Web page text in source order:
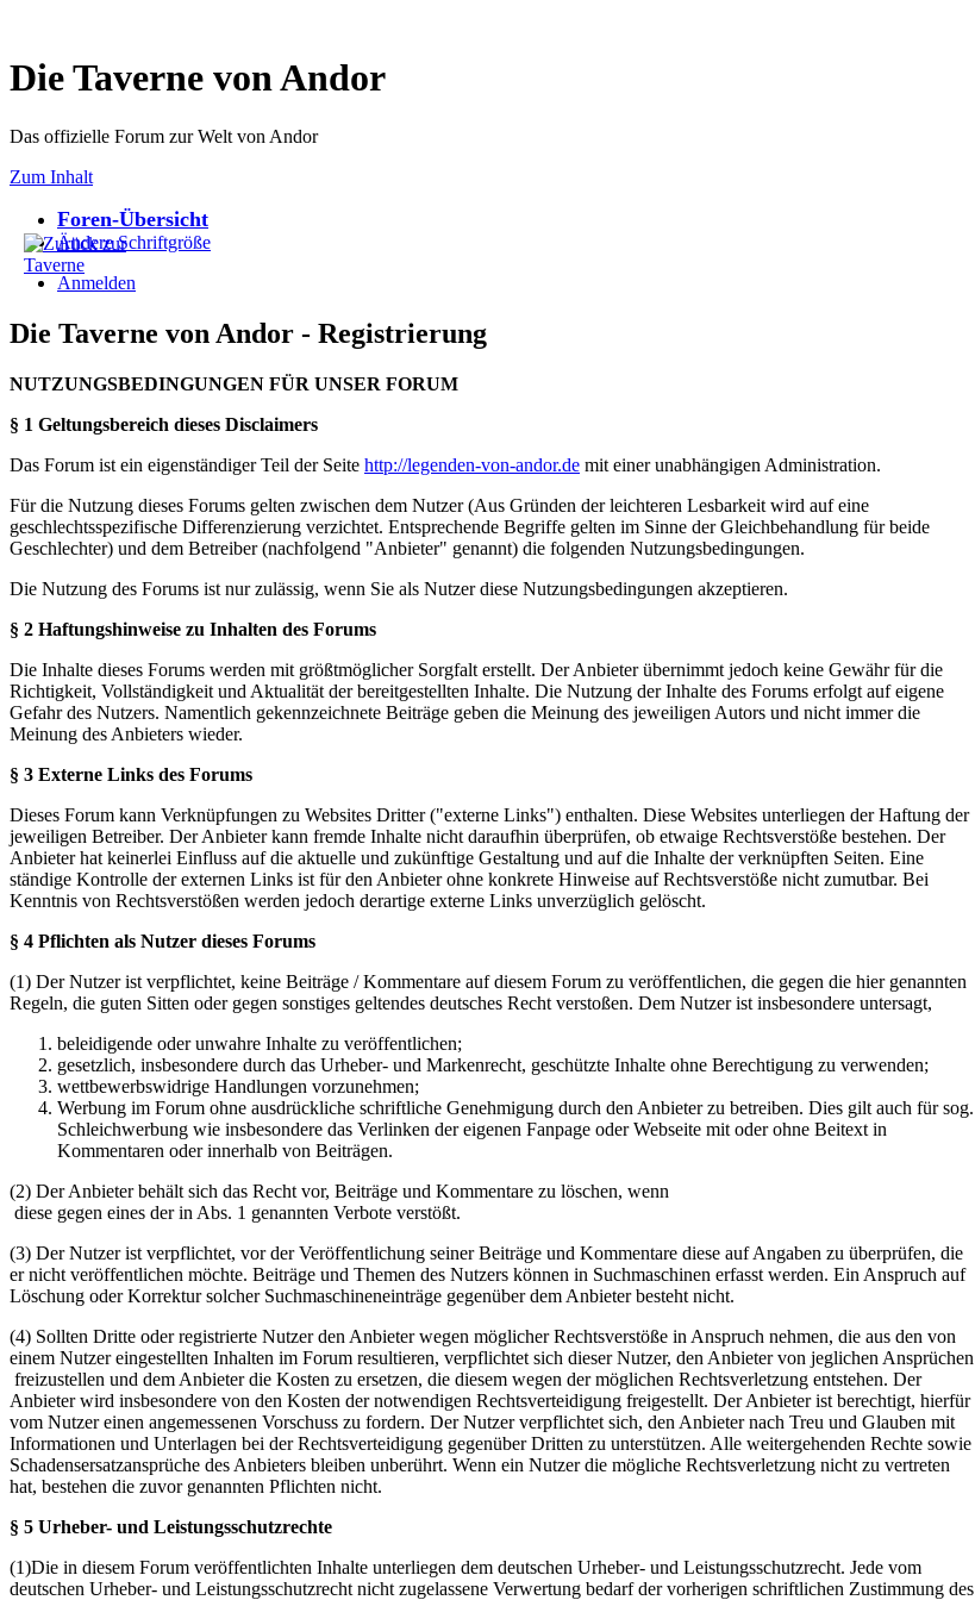
Die Taverne von Andor
Das offizielle Forum zur Welt von Andor
Zum Inhalt
Foren-Übersicht
Ändere Schriftgröße
Anmelden
Die Taverne von Andor - Registrierung
NUTZUNGSBEDINGUNGEN FÜR UNSER FORUM
§ 1 Geltungsbereich dieses Disclaimers
Das Forum ist ein eigenständiger Teil der Seite http://legenden-von-andor.de mit einer unabhängigen Administration.
Für die Nutzung dieses Forums gelten zwischen dem Nutzer (Aus Gründen der leichteren Lesbarkeit wird auf eine
geschlechtsspezifische Differenzierung verzichtet. Entsprechende Begriffe gelten im Sinne der Gleichbehandlung für beide
Geschlechter) und dem Betreiber (nachfolgend "Anbieter" genannt) die folgenden Nutzungsbedingungen.
Die Nutzung des Forums ist nur zulässig, wenn Sie als Nutzer diese Nutzungsbedingungen akzeptieren.
§ 2 Haftungshinweise zu Inhalten des Forums
Die Inhalte dieses Forums werden mit größtmöglicher Sorgfalt erstellt. Der Anbieter übernimmt jedoch keine Gewähr für die
Richtigkeit, Vollständigkeit und Aktualität der bereitgestellten Inhalte. Die Nutzung der Inhalte des Forums erfolgt auf eigene
Gefahr des Nutzers. Namentlich gekennzeichnete Beiträge geben die Meinung des jeweiligen Autors und nicht immer die
Meinung des Anbieters wieder.
§ 3 Externe Links des Forums
Dieses Forum kann Verknüpfungen zu Websites Dritter ("externe Links") enthalten. Diese Websites unterliegen der Haftung der
jeweiligen Betreiber. Der Anbieter kann fremde Inhalte nicht daraufhin überprüfen, ob etwaige Rechtsverstöße bestehen. Der
Anbieter hat keinerlei Einfluss auf die aktuelle und zukünftige Gestaltung und auf die Inhalte der verknüpften Seiten. Eine
ständige Kontrolle der externen Links ist für den Anbieter ohne konkrete Hinweise auf Rechtsverstöße nicht zumutbar. Bei
Kenntnis von Rechtsverstößen werden jedoch derartige externe Links unverzüglich gelöscht.
§ 4 Pflichten als Nutzer dieses Forums
(1) Der Nutzer ist verpflichtet, keine Beiträge / Kommentare auf diesem Forum zu veröffentlichen, die gegen die hier genannten
Regeln, die guten Sitten oder gegen sonstiges geltendes deutsches Recht verstoßen. Dem Nutzer ist insbesondere untersagt,
beleidigende oder unwahre Inhalte zu veröffentlichen;
gesetzlich, insbesondere durch das Urheber- und Markenrecht, geschützte Inhalte ohne Berechtigung zu verwenden;
wettbewerbswidrige Handlungen vorzunehmen;
Werbung im Forum ohne ausdrückliche schriftliche Genehmigung durch den Anbieter zu betreiben. Dies gilt auch für sog.
Schleichwerbung wie insbesondere das Verlinken der eigenen Fanpage oder Webseite mit oder ohne Beitext in
Kommentaren oder innerhalb von Beiträgen.
(2) Der Anbieter behält sich das Recht vor, Beiträge und Kommentare zu löschen, wenn
diese gegen eines der in Abs. 1 genannten Verbote verstößt.
(3) Der Nutzer ist verpflichtet, vor der Veröffentlichung seiner Beiträge und Kommentare diese auf Angaben zu überprüfen, die
er nicht veröffentlichen möchte. Beiträge und Themen des Nutzers können in Suchmaschinen erfasst werden. Ein Anspruch auf
Löschung oder Korrektur solcher Suchmaschineneinträge gegenüber dem Anbieter besteht nicht.
(4) Sollten Dritte oder registrierte Nutzer den Anbieter wegen möglicher Rechtsverstöße in Anspruch nehmen, die aus den von
einem Nutzer eingestellten Inhalten im Forum resultieren, verpflichtet sich dieser Nutzer, den Anbieter von jeglichen Ansprüchen
freizustellen und dem Anbieter die Kosten zu ersetzen, die diesem wegen der möglichen Rechtsverletzung entstehen. Der
Anbieter wird insbesondere von den Kosten der notwendigen Rechtsverteidigung freigestellt. Der Anbieter ist berechtigt, hierfür
vom Nutzer einen angemessenen Vorschuss zu fordern. Der Nutzer verpflichtet sich, den Anbieter nach Treu und Glauben mit
Informationen und Unterlagen bei der Rechtsverteidigung gegenüber Dritten zu unterstützen. Alle weitergehenden Rechte sowie
Schadensersatzansprüche des Anbieters bleiben unberührt. Wenn ein Nutzer die mögliche Rechtsverletzung nicht zu vertreten
hat, bestehen die zuvor genannten Pflichten nicht.
§ 5 Urheber- und Leistungsschutzrechte
(1)Die in diesem Forum veröffentlichten Inhalte unterliegen dem deutschen Urheber- und Leistungsschutzrecht. Jede vom
deutschen Urheber- und Leistungsschutzrecht nicht zugelassene Verwertung bedarf der vorherigen schriftlichen Zustimmung des